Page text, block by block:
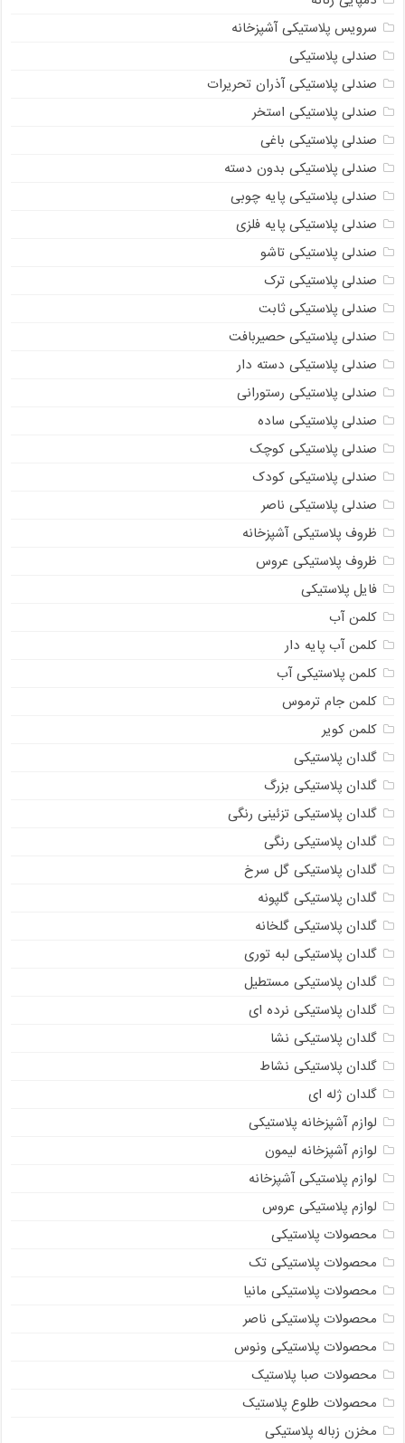
سرویس پلاستیکی آشپزخانه
صندلی پلاستیکی
صندلی پلاستیکی آذران تحریرات
صندلی پلاستیکی استخر
صندلی پلاستیکی باغی
صندلی پلاستیکی بدون دسته
صندلی پلاستیکی پایه چوبی
صندلی پلاستیکی پایه فلزی
صندلی پلاستیکی تاشو
صندلی پلاستیکی ترک
صندلی پلاستیکی ثابت
صندلی پلاستیکی حصیربافت
صندلی پلاستیکی دسته دار
صندلی پلاستیکی رستورانی
صندلی پلاستیکی ساده
صندلی پلاستیکی کوچک
صندلی پلاستیکی کودک
صندلی پلاستیکی ناصر
ظروف پلاستیکی آشپزخانه
ظروف پلاستیکی عروس
فایل پلاستیکی
کلمن آب
کلمن آب پایه دار
کلمن پلاستیکی آب
کلمن جام ترموس
کلمن کویر
گلدان پلاستیکی
گلدان پلاستیکی بزرگ
گلدان پلاستیکی تزئینی رنگی
گلدان پلاستیکی رنگی
گلدان پلاستیکی گل سرخ
گلدان پلاستیکی گلپونه
گلدان پلاستیکی گلخانه
گلدان پلاستیکی لبه توری
گلدان پلاستیکی مستطیل
گلدان پلاستیکی نرده ای
گلدان پلاستیکی نشا
گلدان پلاستیکی نشاط
گلدان ژله ای
لوازم آشپزخانه پلاستیکی
لوازم آشپزخانه لیمون
لوازم پلاستیکی آشپزخانه
لوازم پلاستیکی عروس
محصولات پلاستیکی
محصولات پلاستیکی تک
محصولات پلاستیکی مانیا
محصولات پلاستیکی ناصر
محصولات پلاستیکی ونوس
محصولات صبا پلاستیک
محصولات طلوع پلاستیک
مخزن زباله پلاستیکی